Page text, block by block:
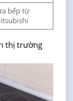
bếp từ
thị trường